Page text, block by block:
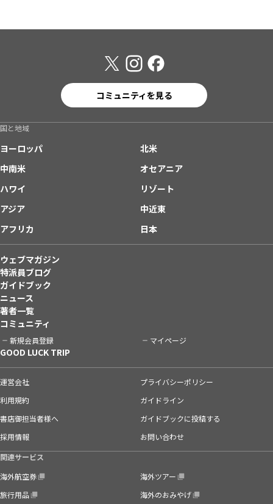
コミュニティを見る
国と地域
ヨーロッパ
北米
中南米
オセアニア
ハワイ
リゾート
アジア
中近東
アフリカ
日本
ウェブマガジン
特派員ブログ
ガイドブック
ニュース
著者一覧
コミュニティ
新規会員登録 マイページ
GOOD LUCK TRIP
運営会社
プライバシーポリシー
利用規約
ガイドライン
書店御担当者様へ
ガイドブックに投稿する
採用情報
お問い合わせ
関連サービス
海外航空券
海外ツアー
旅行用品
海外のおみやげ